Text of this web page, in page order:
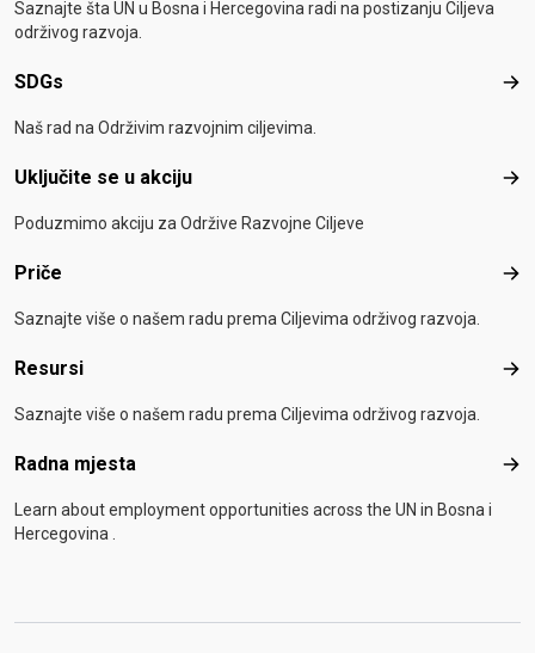
Saznajte šta UN u Bosna i Hercegovina radi na postizanju Ciljeva
održivog razvoja.
SDGs
Naš rad na Održivim razvojnim ciljevima.
Uključite se u akciju
Poduzmimo akciju za Održive Razvojne Ciljeve
Priče
Saznajte više o našem radu prema Ciljevima održivog razvoja.
Resursi
Saznajte više o našem radu prema Ciljevima održivog razvoja.
Radna mjesta
Learn about employment opportunities across the UN in Bosna i
Hercegovina .